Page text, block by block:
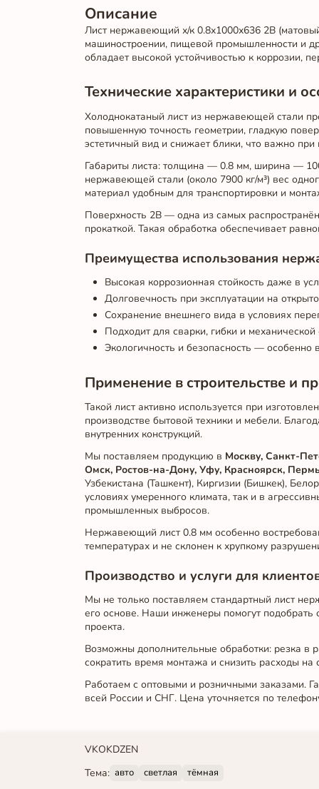
Описание
Лист нержавеющий х/к 0.8х1000х636 2B
машиностроении, пищевой промышленности и
обладает высокой устойчивостью к коррозии,
Технические характеристики и
Холоднокатаный лист из нержавеющей стали
повышенную точность геометрии, гладкую
эстетичный вид и снижает блики, что важно
Габариты листа: толщина — 0.8 мм, ширина —
нержавеющей стали (около 7900 кг/м³) вес
материал удобным для транспортировки и
Поверхность 2B — одна из самых
прокаткой. Такая обработка обеспечивает
Преимущества использования
Высокая коррозионная стойкость даже в
Долговечность при эксплуатации на
Сохранение внешнего вида в условиях
Подходит для сварки, гибки и механической
Экологичность и безопасность —
Применение в строительстве и
Такой лист активно используется при
производстве бытовой техники и мебели.
внутренних конструкций.
Мы поставляем продукцию в Москву, Санкт-
Омск, Ростов-на-Дону, Уфу, Красноярск,
Узбекистана (Ташкент), Киргизии (Бишкек),
условиях умеренного климата, так и в
промышленных выбросов.
Нержавеющий лист 0.8 мм особенно
температурах и не склонен к хрупкому
Производство и услуги для
Мы не только поставляем стандартный лист
его основе. Наши инженеры помогут подобрать
проекта.
Возможны дополнительные обработки: резка в
сократить время монтажа и снизить расходы на
Работаем с оптовыми и розничными заказами.
всей России и СНГ. Цена уточняется по
VKOKDZEN
Тема: авто светлая тёмная